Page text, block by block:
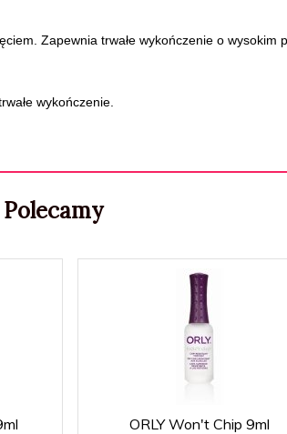
Zapewnia trwałe wykończenie o wysokim
wykończenie.
Polecamy
ORLY Won't Chip 9ml